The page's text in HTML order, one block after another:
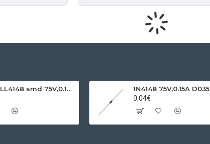
1N4148 =LL4148 smd 75V,0.15A SOD80C
1N4148 75V,0.15A D035
0,04€